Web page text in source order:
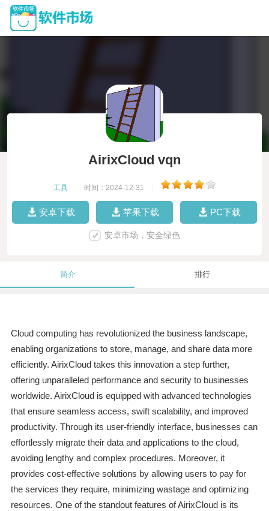
AirixCloud vqn
工具 时间：2024-12-31
安卓下载 苹果下载 PC下载
安卓市场，安全绿色
简介 排行
Cloud computing has revolutionized the business landscape,
enabling organizations to store, manage, and share data more
efficiently. AirixCloud takes this innovation a step further,
offering unparalleled performance and security to businesses
worldwide. AirixCloud is equipped with advanced technologies
that ensure seamless access, swift scalability, and improved
productivity. Through its user-friendly interface, businesses can
effortlessly migrate their data and applications to the cloud,
avoiding lengthy and complex procedures. Moreover, it
provides cost-effective solutions by allowing users to pay for
the services they require, minimizing wastage and optimizing
resources. One of the standout features of AirixCloud is its